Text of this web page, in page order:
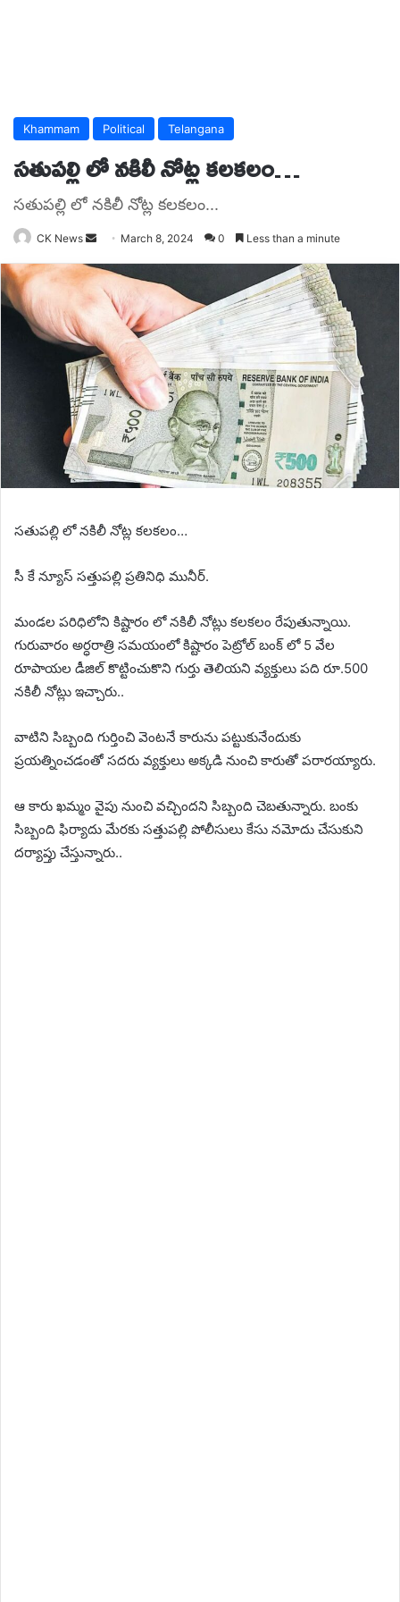
Khammam Political Telangana
సతుపల్లి లో నకిలీ నోట్ల కలకలం…
సతుపల్లి లో నకిలీ నోట్ల కలకలం...
CK News
Send
email
March 8, 2024 0 Less than a minute
సతుపల్లి లో నకిలీ నోట్ల కలకలం…
సీ కే న్యూస్ సత్తుపల్లి ప్రతినిధి మునీర్.
మండల పరిధిలోని కిష్టారం లో నకిలీ నోట్లు కలకలం రేపుతున్నాయి.
గురువారం అర్ధరాత్రి సమయంలో కిష్టారం పెట్రోల్ బంక్‌ లో 5 వేల
రూపాయల డీజిల్ కొట్టించుకొని గుర్తు తెలియని వ్యక్తులు పది రూ.500
నకిలీ నోట్లు ఇచ్చారు..
వాటిని సిబ్బంది గుర్తించి వెంటనే కారును పట్టుకునేందుకు
ప్రయత్నించడంతో సదరు వ్యక్తులు అక్కడి నుంచి కారుతో పరారయ్యారు.
ఆ కారు ఖమ్మం వైపు నుంచి వచ్చిందని సిబ్బంది చెబతున్నారు. బంకు
సిబ్బంది ఫిర్యాదు మేరకు సత్తుపల్లి పోలీసులు కేసు నమోదు చేసుకుని
దర్యాప్తు చేస్తున్నారు..